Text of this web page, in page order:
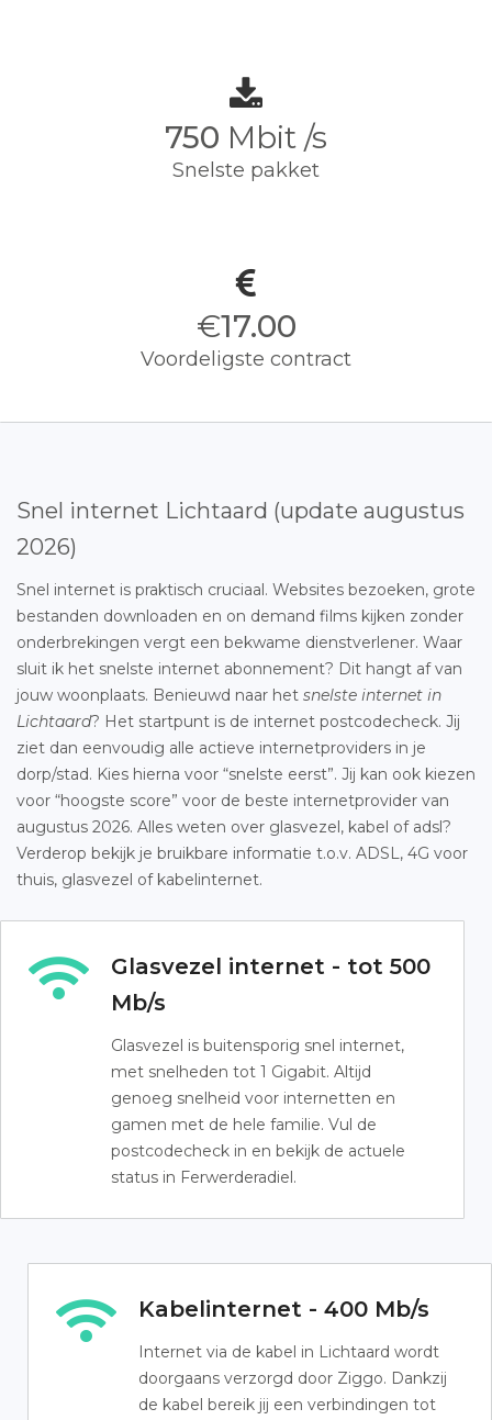
750 Mbit /s
Snelste pakket
€17.00
Voordeligste contract
Snel internet Lichtaard (update augustus
2026)
Snel internet is praktisch cruciaal. Websites bezoeken, grote
bestanden downloaden en on demand films kijken zonder
onderbrekingen vergt een bekwame dienstverlener. Waar
sluit ik het snelste internet abonnement? Dit hangt af van
jouw woonplaats. Benieuwd naar het snelste internet in
Lichtaard? Het startpunt is de internet postcodecheck. Jij
ziet dan eenvoudig alle actieve internetproviders in je
dorp/stad. Kies hierna voor “snelste eerst”. Jij kan ook kiezen
voor “hoogste score” voor de beste internetprovider van
augustus 2026. Alles weten over glasvezel, kabel of adsl?
Verderop bekijk je bruikbare informatie t.o.v. ADSL, 4G voor
thuis, glasvezel of kabelinternet.
Glasvezel internet - tot 500
Mb/s
Glasvezel is buitensporig snel internet,
met snelheden tot 1 Gigabit. Altijd
genoeg snelheid voor internetten en
gamen met de hele familie. Vul de
postcodecheck in en bekijk de actuele
status in Ferwerderadiel.
Kabelinternet - 400 Mb/s
Internet via de kabel in Lichtaard wordt
doorgaans verzorgd door Ziggo. Dankzij
de kabel bereik jij een verbindingen tot